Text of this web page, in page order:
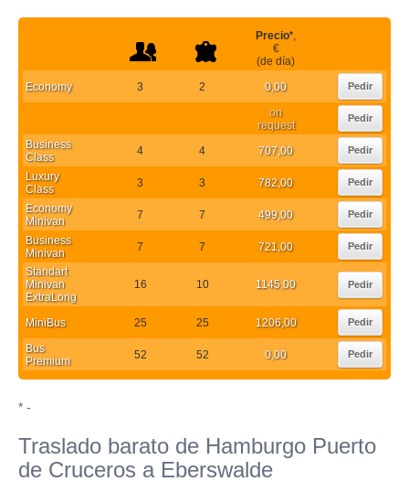
Precio*,
€
(de día)
Economy
3 2 0,00 Pedir
on
request
Pedir
Business
Class
4 4 707,00 Pedir
Luxury
Class
3 3 782,00 Pedir
Economy
Minivan
7 7 499,00 Pedir
Business
Minivan
7 7 721,00 Pedir
Standart
Minivan
ExtraLong
16 10 1145,00 Pedir
MiniBus 25 25 1206,00 Pedir
Bus
Premium
52 52 0,00 Pedir
* -
Traslado barato de Hamburgo Puerto
de Cruceros a Eberswalde